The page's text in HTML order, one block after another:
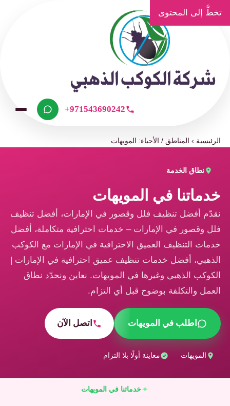
تخطَّ إلى المحتوى
+971543690242
الرئيسية ›المناطق / الأحياء: المويهات
نطاق الخدمة
خدماتنا في المويهات
نقدّم أفضل تنظيف فلل وقصور في الإمارات، أفضل تنظيف
فلل وقصور في الإمارات – خدمات احترافية متكاملة، أفضل
خدمات التنظيف العميق الاحترافية في الإمارات مع الكوكب
الذهبي، أفضل خدمات تنظيف عميق احترافية في الإمارات |
الكوكب الذهبي وغيرها في المويهات. نعاين ونحدّد نطاق
العمل والتكلفة بوضوح قبل أي التزام.
اطلب في المويهات اتصل الآن
المويهات معاينة أولًا بلا التزام
خدماتنا في المويهات